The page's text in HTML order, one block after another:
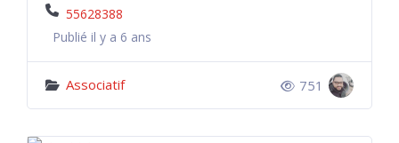
55628388
Publié il y a 6 ans
Associatif 751